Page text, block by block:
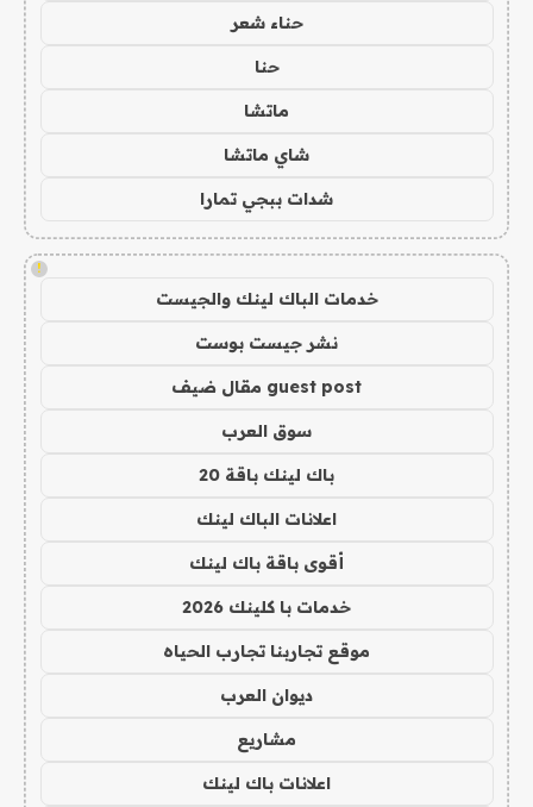
حناء شعر
حنا
ماتشا
شاي ماتشا
شدات ببجي تمارا
!
خدمات الباك لينك والجيست
نشر جيست بوست
guest post مقال ضيف
سوق العرب
باك لينك باقة 20
اعلانات الباك لينك
أقوى باقة باك لينك
خدمات با كلينك 2026
موقع تجاربنا تجارب الحياه
ديوان العرب
مشاريع
اعلانات باك لينك